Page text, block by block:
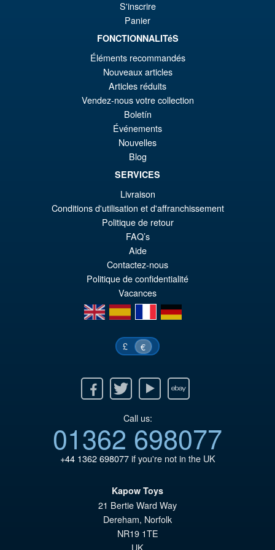
Daima Super Saiyan 4 Son
Gokum ( Adult ) Action Figure
PRÉ COMMANDE
S.H.MonsterArts Godzilla
Minus Zero (2026) Godzilla
Action Figure
S'inscrire
Panier
FONCTIONNALITéS
Éléments recommandés
Nouveaux articles
Articles réduits
Vendez-nous votre collection
Boletín
Événements
Nouvelles
Blog
SERVICES
Livraison
Conditions d'utilisation et d'affranchissement
Politique de retour
FAQ’s
Aide
Contactez-nous
Politique de confidentialité
Vacances
en
es fr de
£ €
Twitter Youtube Ebay
Call us:
01362 698077
+44 1362 698077if you're not in the UK
Kapow Toys
21 Bertie Ward Way
Dereham, Norfolk
NR19 1TE
UK